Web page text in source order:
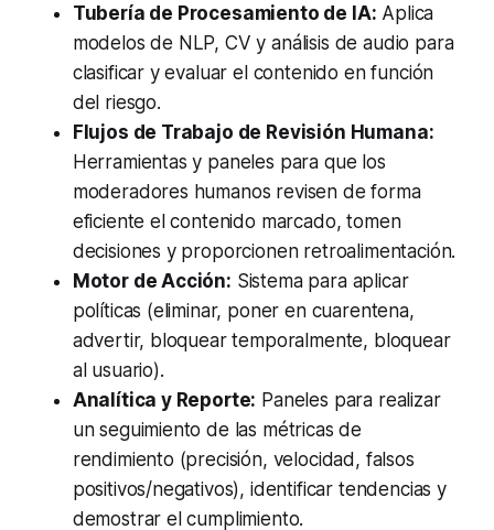
Tubería de Procesamiento de IA: Aplica
modelos de NLP, CV y análisis de audio para
clasificar y evaluar el contenido en función
del riesgo.
Flujos de Trabajo de Revisión Humana:
Herramientas y paneles para que los
moderadores humanos revisen de forma
eficiente el contenido marcado, tomen
decisiones y proporcionen retroalimentación.
Motor de Acción: Sistema para aplicar
políticas (eliminar, poner en cuarentena,
advertir, bloquear temporalmente, bloquear
al usuario).
Analítica y Reporte: Paneles para realizar
un seguimiento de las métricas de
rendimiento (precisión, velocidad, falsos
positivos/negativos), identificar tendencias y
demostrar el cumplimiento.